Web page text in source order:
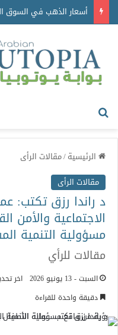
أسعار الذهب في السوق
الرئيسية/مقالات الرأى
مقالات الرأى
د راندا رزق تكتب:
الاجتماعية
مسؤولية التنمية
مقالات للرأي
السبت - 13 يونيو 2026
اخر تحديث:
دقيقة واحدة للقراءة